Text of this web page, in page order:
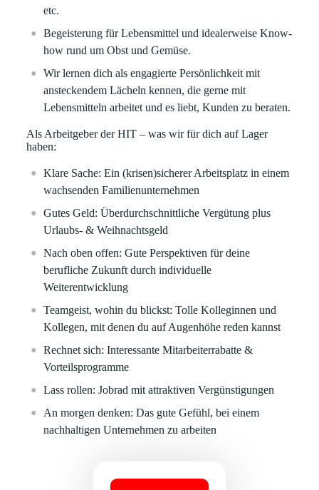
etc.
Begeisterung für Lebensmittel und idealerweise Know-
how rund um Obst und Gemüse.
Wir lernen dich als engagierte Persönlichkeit mit
ansteckendem Lächeln kennen, die gerne mit
Lebensmitteln arbeitet und es liebt, Kunden zu beraten.
Als Arbeitgeber der HIT – was wir für dich auf Lager
haben:
Klare Sache:Ein (krisen)sicherer Arbeitsplatz in einem
wachsenden Familienunternehmen
Gutes Geld:Überdurchschnittliche Vergütung plus
Urlaubs- & Weihnachtsgeld
Nach oben offen:Gute Perspektiven für deine
berufliche Zukunft durch individuelle
Weiterentwicklung
Teamgeist, wohin du blickst:Tolle Kolleginnen und
Kollegen, mit denen du auf Augenhöhe reden kannst
Rechnet sich:Interessante Mitarbeiterrabatte &
Vorteilsprogramme
Lass rollen:Jobrad mit attraktiven Vergünstigungen
An morgen denken:Das gute Gefühl, bei einem
nachhaltigen Unternehmen zu arbeiten